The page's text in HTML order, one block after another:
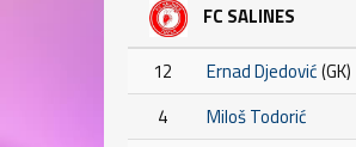
FC SALINES
12 Ernad Djedović(GK)
4
Miloš Todorić